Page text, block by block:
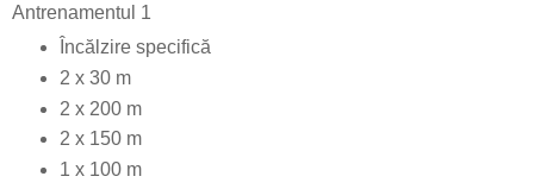
Antrenamentul 1
Încălzire specifică
2 x 30 m
2 x 200 m
2 x 150 m
1 x 100 m